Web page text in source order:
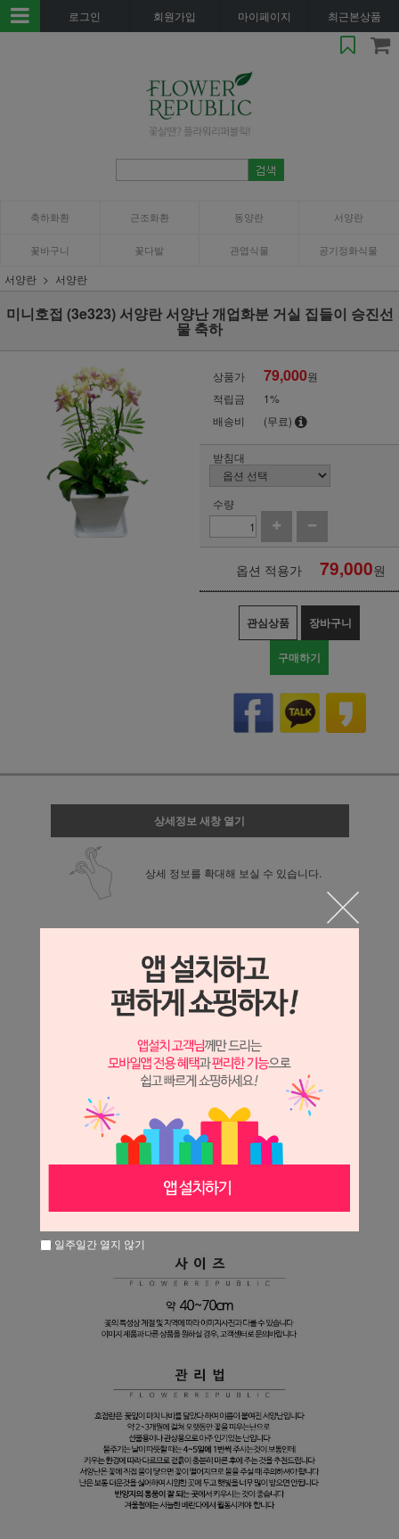
로그인 회원가입 마이페이지 최근본상품
축하화환 근조화환 동양란 서양란
꽃바구니 꽃다발 관엽식물 공기정화식물
서양란 서양란
미니호접 (3e323) 서양란 서양난 개업화분 거실 집들이 승진선
물 축하
상품가 79,000원
적립금
1%
배송비
(무료)
받침대
수량
옵션 적용가 79,000원
관심상품 장바구니
구매하기
상세정보 새창 열기
상세 정보를 확대해 보실 수 있습니다.
일주일간 열지 않기